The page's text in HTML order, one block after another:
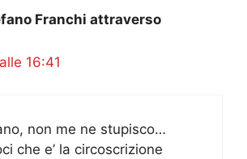
Franchi attraverso
16:41
non me ne stupisco…
che e’ la circoscrizione